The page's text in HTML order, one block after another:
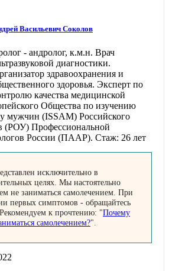
Васильевич Соколов
- андролог, к.м.н. Врач
диагностики.
здравоохранения и
здоровья. Эксперт по
качества медицинской
Общества по изучению
мужчин (ISSAM) Российского
(РОУ) Профессиональной
России (ПААР). Стаж: 26 лет
исключительно в
целях. Мы настоятельно
не заниматься самолечением. При
первых симптомов - обращайтесь
к прочтению: "Почему
самолечением?".